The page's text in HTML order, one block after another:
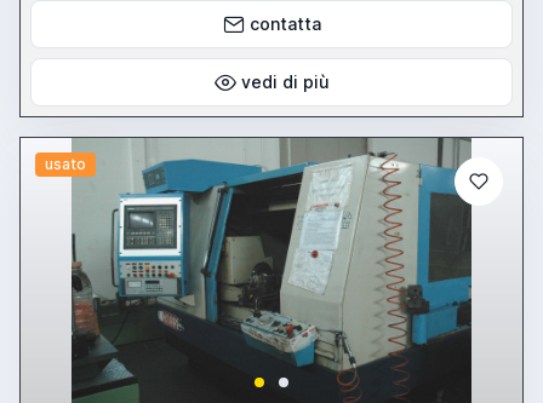
contatta
vedi di più
usato